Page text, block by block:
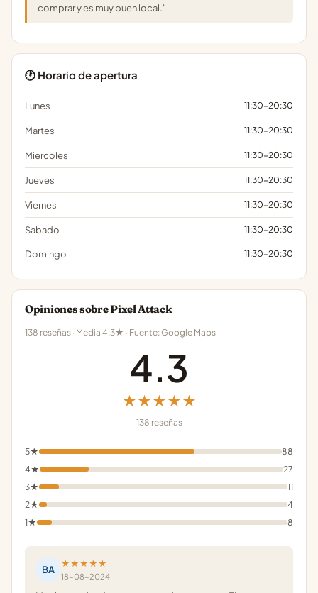
comprar y es muy buen local."
🕐 Horario de apertura
Lunes 11:30-20:30
Martes 11:30-20:30
Miercoles 11:30-20:30
Jueves 11:30-20:30
Viernes 11:30-20:30
Sabado 11:30-20:30
Domingo 11:30-20:30
Opiniones sobre Pixel Attack
138 reseñas · Media 4.3★ · Fuente: Google Maps
4.3
★★★★★
138 reseñas
5★
88
4★
27
3★
11
2★
4
1★
8
BA
★★★★★
18-08-2024